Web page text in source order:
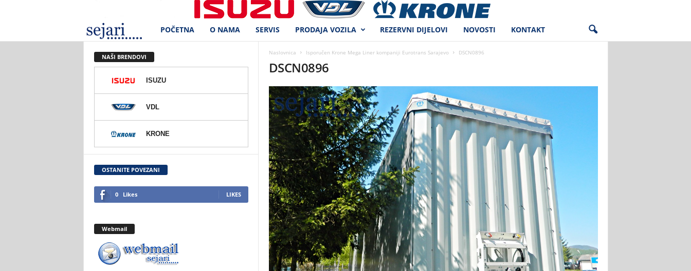
e
r
d
.
o
POČETNA O NAMA SERVIS PRODAJA VOZILA REZERVNI DIJELOVI NOVOSTI KONTAKT
Naslovnica Isporučen Krone Mega Liner kompaniji Eurotrans Sarajevo DSCN0896
DSCN0896
NAŠI BRENDOVI
ISUZU
VDL
KRONE
OSTANITE POVEZANI
0 Likes LIKES
Webmail